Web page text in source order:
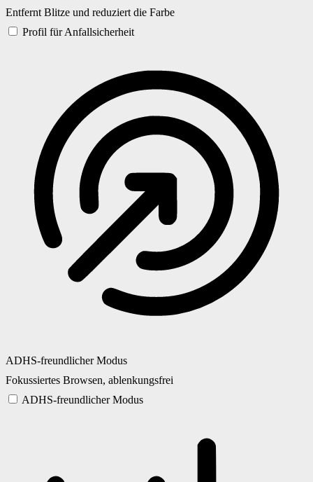
Entfernt Blitze und reduziert die Farbe
Profil für Anfallsicherheit
ADHS-freundlicher Modus
Fokussiertes Browsen, ablenkungsfrei
ADHS-freundlicher Modus